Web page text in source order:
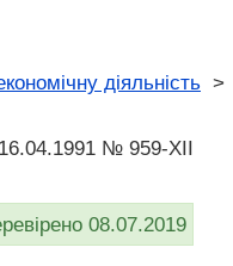
діяльність >
№ 959-XII
08.07.2019